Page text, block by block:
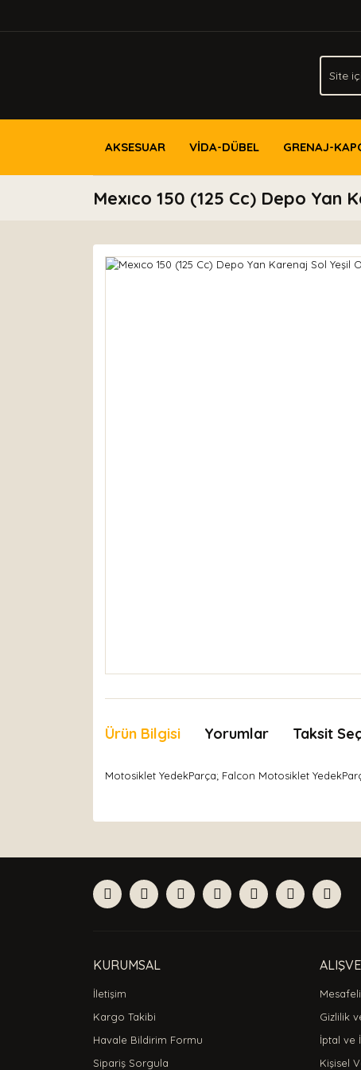
AKSESUAR VİDA-DÜBEL GRENAJ-
Mexıco 150 (125 Cc) Depo Yan
Ürün Bilgisi Yorumlar Taksit
Motosiklet YedekParça; Falcon Motosiklet
Ürün açıklamasında eksik bilgiler bulunuyor.
Bu ürüne benzer farklı alternatifler olmalı.
KURUMSAL
İletişim
Kargo Takibi
Havale Bildirim Formu
Sipariş Sorgula
Gizlilik
İptal ve
Kişisel